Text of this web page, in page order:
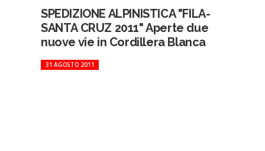
SPEDIZIONE ALPINISTICA "FILA-
SANTA CRUZ 2011" Aperte due
nuove vie in Cordillera Blanca
31 AGOSTO 2011